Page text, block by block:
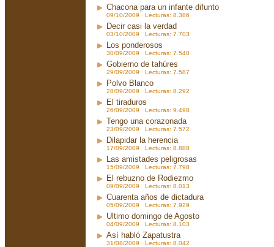
Chacona para un infante difunto
09/10/2009 Lecturas: 8.386
Decir casi la verdad
03/10/2009 Lecturas: 7.703
Los ponderosos
30/09/2009 Lecturas: 7.540
Gobierno de tahúres
29/09/2009 Lecturas: 7.587
Polvo Blanco
28/09/2009 Lecturas: 8.292
El tiraduros
26/09/2009 Lecturas: 9.498
Tengo una corazonada
23/09/2009 Lecturas: 7.572
Dilapidar la herencia
17/09/2009 Lecturas: 8.888
Las amistades peligrosas
15/09/2009 Lecturas: 7.798
El rebuzno de Rodiezmo
09/09/2009 Lecturas: 8.013
Cuarenta años de dictadura
05/09/2009 Lecturas: 7.929
Ultimo domingo de Agosto
04/09/2009 Lecturas: 8.103
Así habló Zapatustra
31/08/2009 Lecturas: 8.042